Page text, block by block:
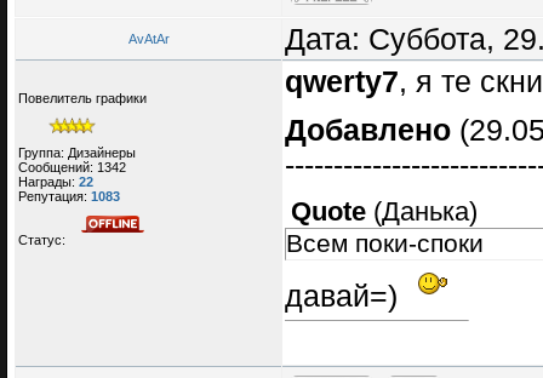
AvAtAr Дата: Суббота,
Повелитель графики
Группа: Дизайнеры
Сообщений: 1342
Награды: 22
Репутация: 1083
Статус:
qwerty7, я те
Добавлено
Quote (Данька)
Всем поки-споки
давай=)